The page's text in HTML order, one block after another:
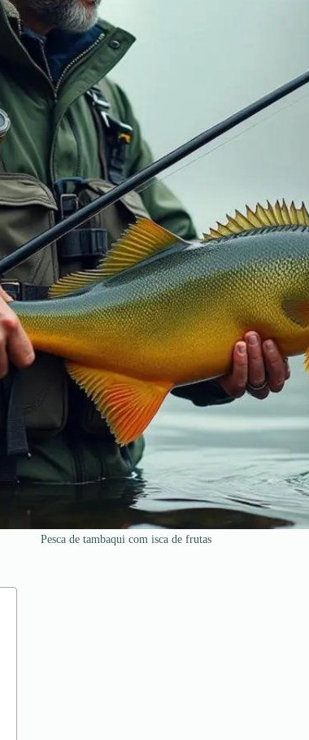
Pesca de tambaqui com isca de frutas